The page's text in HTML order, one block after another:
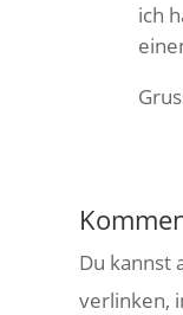
ich
Du kannst
verlinken,